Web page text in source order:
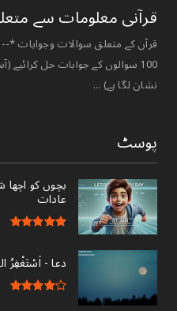
قرآنی ‏معلومات ‏سے
قرآن کے متعلق سوالات وجوابات
100 سوالوں کے جوابات حل
نشان لگا ہے) ...
پوسٹ
بچوں کو اچھا
عادات
دعا - ‎اَسْتَغْفِرُ اللهَ رَبِّىْ مِنْ کل ذَنبٍ وَّاَتُوْبُ اِلَيْهِ